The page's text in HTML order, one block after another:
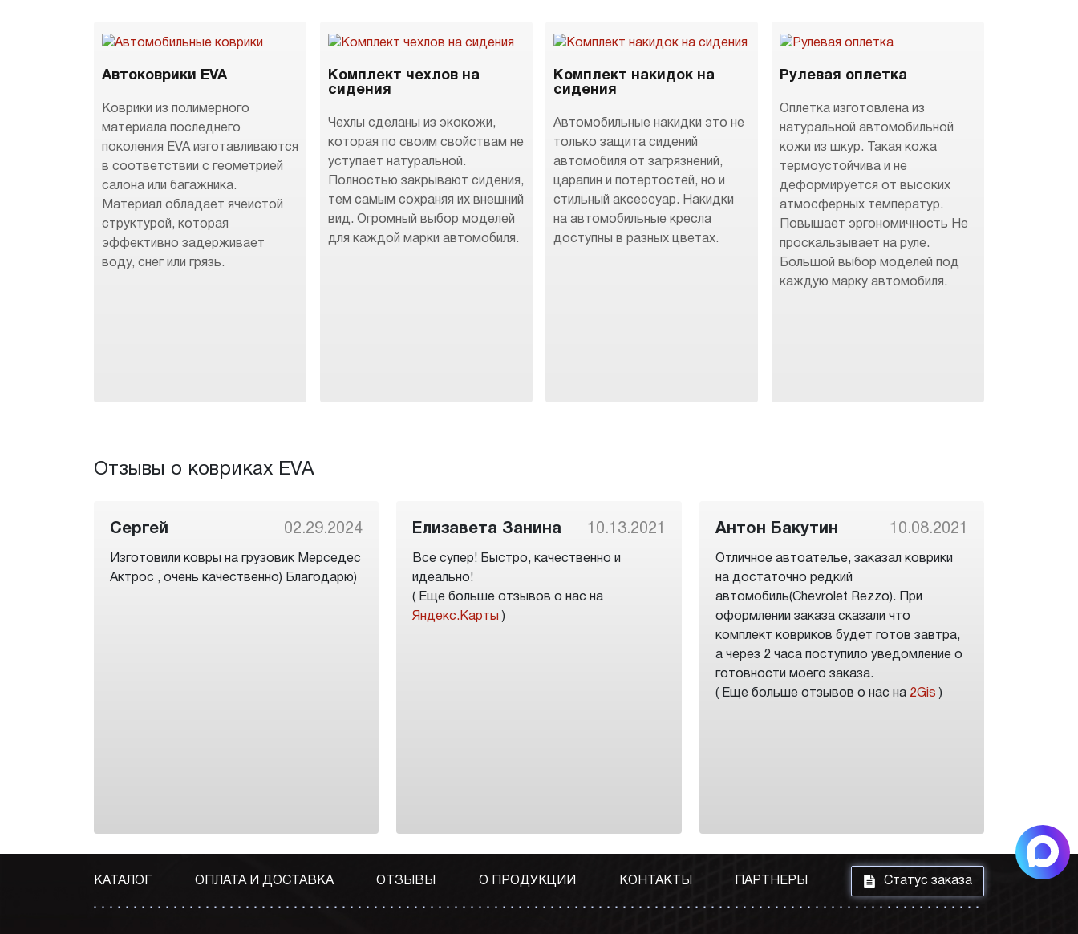
Автоковрики EVA
Коврики из полимерного
материала последнего
поколения EVA изготавливаются
в соответствии с геометрией
салона или багажника.
Материал обладает ячеистой
структурой, которая
эффективно задерживает
воду, снег или грязь.
Комплект чехлов на
сидения
Чехлы сделаны из экокожи,
которая по своим свойствам не
уступает натуральной.
Полностью закрывают сидения,
тем самым сохраняя их внешний
вид. Огромный выбор моделей
для каждой марки автомобиля.
Комплект накидок на
сидения
Автомобильные накидки это не
только защита сидений
автомобиля от загрязнений,
царапин и потертостей, но и
стильный аксессуар. Накидки
на автомобильные кресла
доступны в разных цветах.
Рулевая оплетка
Оплетка изготовлена из
натуральной автомобильной
кожи из шкур. Такая кожа
термоустойчива и не
деформируется от высоких
атмосферных температур.
Повышает эргономичность Не
проскальзывает на руле.
Большой выбор моделей под
каждую марку автомобиля.
Отзывы о ковриках EVA
Сергей 02.29.2024
Изготовили ковры на грузовик Мерседес
Актрос , очень качественно) Благодарю)
Елизавета Занина 10.13.2021
Все супер! Быстро, качественно и
идеально!
( Еще больше отзывов о нас на
Яндекс.Карты
)
Антон Бакутин 10.08.2021
Отличное автоателье, заказал коврики
на достаточно редкий
автомобиль(Chevrolet Rezzo). При
оформлении заказа сказали что
комплект ковриков будет готов завтра,
а через 2 часа поступило уведомление о
готовности моего заказа.
( Еще больше отзывов о нас на 2Gis )
КАТАЛОГ ОПЛАТА И ДОСТАВКА ОТЗЫВЫ О ПРОДУКЦИИ КОНТАКТЫ ПАРТНЕРЫ i Статус заказа